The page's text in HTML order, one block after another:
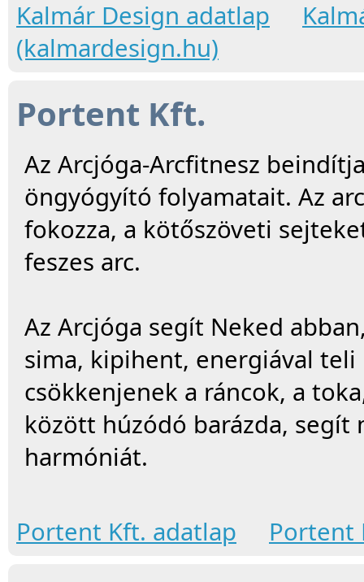
Kalmár Design adatlap
(kalmardesign.hu)
Portent Kft.
Az Arcjóga-Arcfitnesz
öngyógyító folyamatait. Az
fokozza, a kötőszöveti
feszes arc.
Az Arcjóga segít Neked
sima, kipihent, energiával teli
csökkenjenek a ráncok, a
között húzódó barázda,
harmóniát.
Portent Kft. adatlap Portent